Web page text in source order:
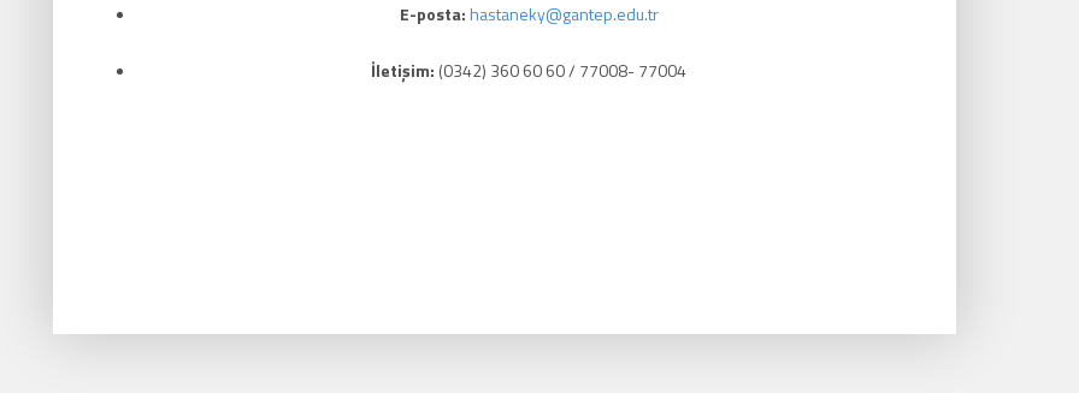
E-posta:hastaneky@gantep.edu.tr
İletişim: (0342) 360 60 60 / 77008- 77004